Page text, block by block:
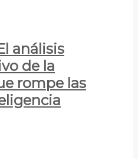
análisis
de la
rompe las